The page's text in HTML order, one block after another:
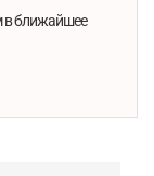
в ближайшее